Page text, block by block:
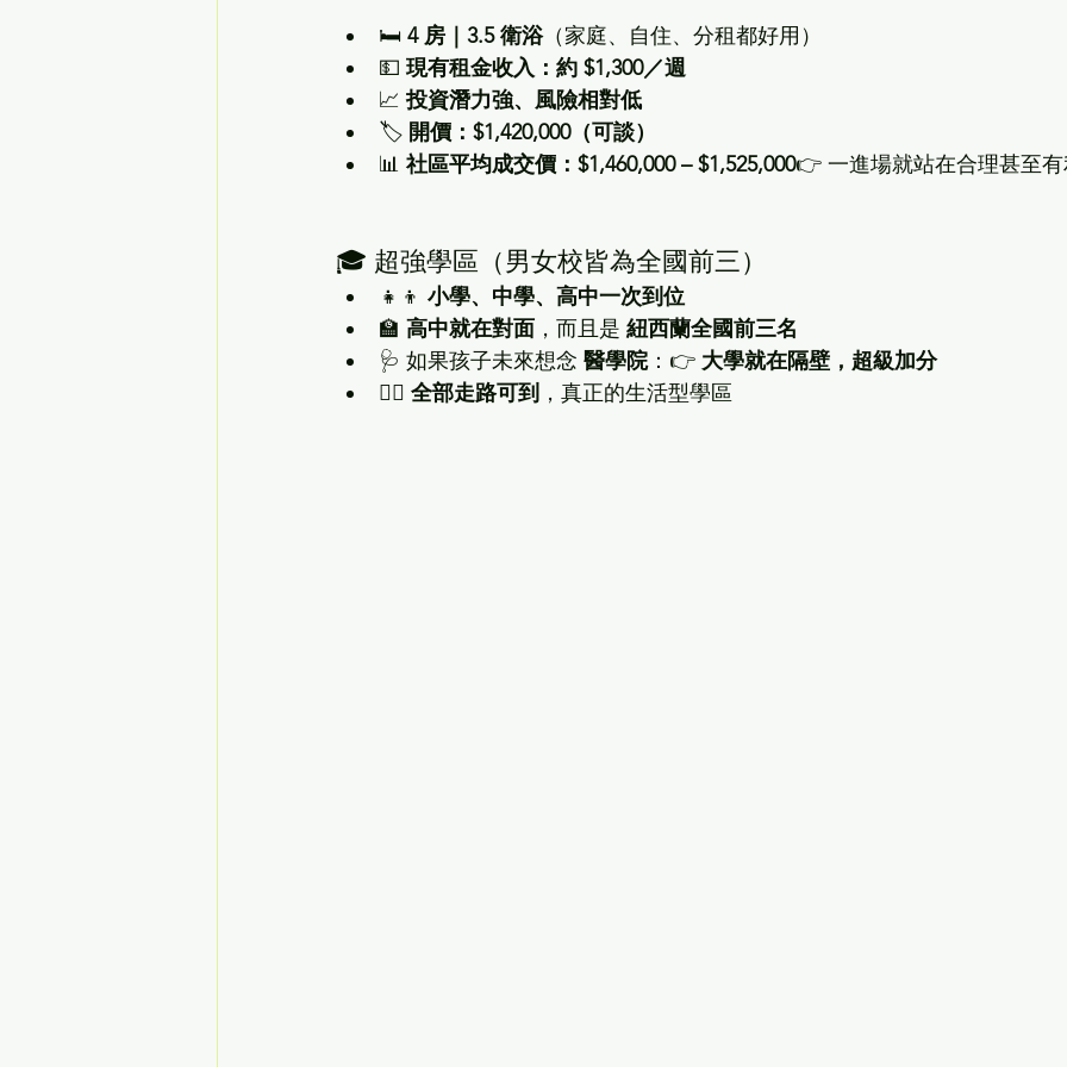
🛏 4 房｜3.5 衛浴（家庭、自住、分租都好用）
💵 現有租金收入：約 $1,300／週
📈 投資潛力強、風險相對低
🏷 開價：$1,420,000（可談）
📊 社區平均成交價：$1,460,000 – $1,525,000👉 一進場就站在合理甚至
🎓 超強學區（男女校皆為全國前三）
👧👦 小學、中學、高中一次到位
🏫 高中就在對面 ，而且是 紐西蘭全國前三名
🩺 如果孩子未來想念 醫學院：👉 大學就在隔壁，超級加分
🚶‍♂️ 全部走路可到 ，真正的生活型學區